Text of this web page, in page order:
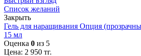
Список желаний
Закрыть
Гель для наращивания Опция
15 мл
Оценка 0 из 5
Цена: 2 950 тг.